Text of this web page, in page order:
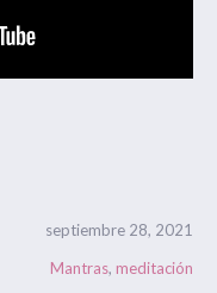
septiembre 28, 2021
Mantras, meditación